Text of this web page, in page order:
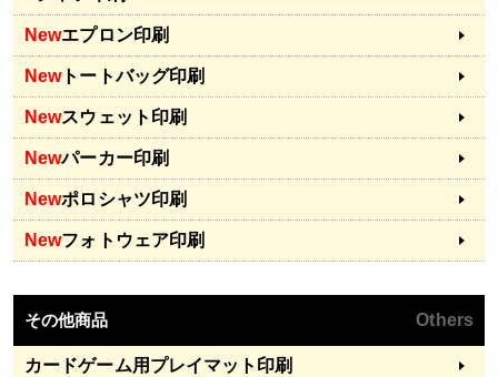
Newエプロン印刷
Newトートバッグ印刷
Newスウェット印刷
Newパーカー印刷
Newポロシャツ印刷
Newフォトウェア印刷
その他商品 Others
カードゲーム用プレイマット印刷